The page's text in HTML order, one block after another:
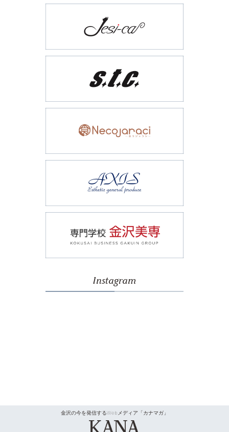
Instagram
金沢の今を発信するWebメディア「カナマガ」